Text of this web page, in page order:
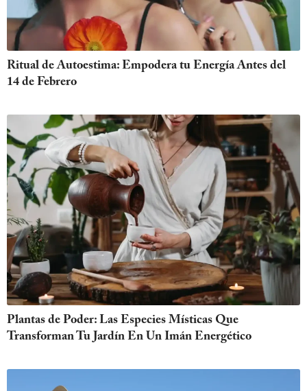
Ritual de Autoestima: Empodera tu Energía Antes del
14 de Febrero
Plantas de Poder: Las Especies Místicas Que
Transforman Tu Jardín En Un Imán Energético